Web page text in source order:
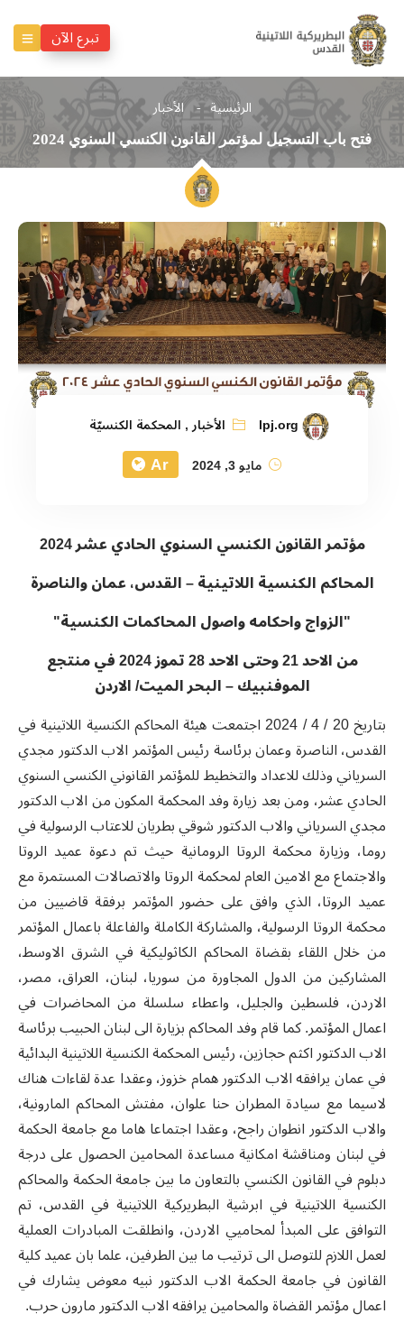
تبرع الآن
الرئيسية الأخبار
فتح باب التسجيل لمؤتمر القانون الكنسي السنوي 2024
lpj.org الأخبار, المحكمة الكنسيّة
مايو 3, 2024
Ar
مؤتمر القانون الكنسي السنوي الحادي عشر 2024
المحاكم الكنسية اللاتينية – القدس، عمان والناصرة
"الزواج واحكامه واصول المحاكمات الكنسية"
من الاحد 21 وحتى الاحد 28 تموز 2024 في منتجع
الموفنبيك – البحر الميت/ الاردن
بتاريخ 20 / 4 / 2024 اجتمعت هيئة المحاكم الكنسية اللاتينية في
القدس، الناصرة وعمان برئاسة رئيس المؤتمر الاب الدكتور مجدي
السرياني وذلك للاعداد والتخطيط للمؤتمر القانوني الكنسي السنوي
الحادي عشر، ومن بعد زيارة وفد المحكمة المكون من الاب الدكتور
مجدي السرياني والاب الدكتور شوقي بطريان للاعتاب الرسولية في
روما، وزيارة محكمة الروتا الرومانية حيث تم دعوة عميد الروتا
والاجتماع مع الامين العام لمحكمة الروتا والاتصالات المستمرة مع
عميد الروتا، الذي وافق على حضور المؤتمر برفقة قاضيين من
محكمة الروتا الرسولية، والمشاركة الكاملة والفاعلة باعمال المؤتمر
من خلال اللقاء بقضاة المحاكم الكاثوليكية في الشرق الاوسط،
المشاركين من الدول المجاورة من سوريا، لبنان، العراق، مصر،
الاردن، فلسطين والجليل، واعطاء سلسلة من المحاضرات في
اعمال المؤتمر. كما قام وفد المحاكم بزيارة الى لبنان الحبيب برئاسة
الاب الدكتور اكثم حجازين، رئيس المحكمة الكنسية اللاتينية البدائية
في عمان يرافقه الاب الدكتور همام خزوز، وعقدا عدة لقاءات هناك
لاسيما مع سيادة المطران حنا علوان، مفتش المحاكم المارونية،
والاب الدكتور انطوان راجح، وعقدا اجتماعا هاما مع جامعة الحكمة
في لبنان ومناقشة امكانية مساعدة المحامين الحصول على درجة
دبلوم في القانون الكنسي بالتعاون ما بين جامعة الحكمة والمحاكم
الكنسية اللاتينية في ابرشية البطريركية اللاتينية في القدس، تم
التوافق على المبدأ لمحاميي الاردن، وانطلقت المبادرات العملية
لعمل اللازم للتوصل الى ترتيب ما بين الطرفين، علما بان عميد كلية
القانون في جامعة الحكمة الاب الدكتور نبيه معوض يشارك في
اعمال مؤتمر القضاة والمحامين يرافقه الاب الدكتور مارون حرب.